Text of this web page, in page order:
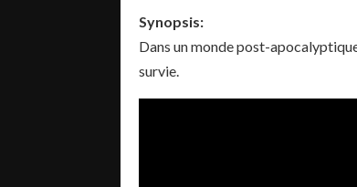
Synopsis:
Dans un monde post-
survie.